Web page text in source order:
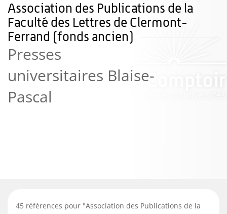
Association des Publications de la
Faculté des Lettres de Clermont-
Ferrand (fonds ancien)
Presses
universitaires Blaise-
Pascal
45 références pour "Association des Publications de la